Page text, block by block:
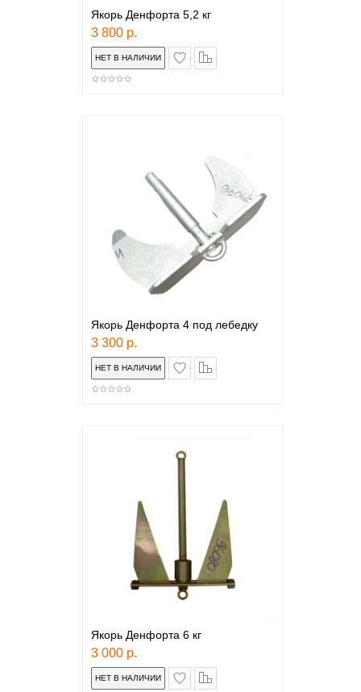
Якорь Денфорта 5,2 кг
3 800 р.
в закладки
Якорь Денфорта 4 под лебедку
3 300 р.
в закладки
Якорь Денфорта 6 кг
3 000 р.
в закладки